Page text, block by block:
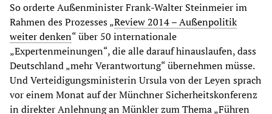
So orderte Außenminister Frank-Walter Steinmeier im
Rahmen des Prozesses „Review 2014 – Außenpolitik
weiter denken“ über 50 internationale
„Expertenmeinungen“, die alle darauf hinauslaufen, dass
Deutschland „mehr Verantwortung“ übernehmen müsse.
Und Verteidigungsministerin Ursula von der Leyen sprach
vor einem Monat auf der Münchner Sicherheitskonferenz
in direkter Anlehnung an Münkler zum Thema „Führen